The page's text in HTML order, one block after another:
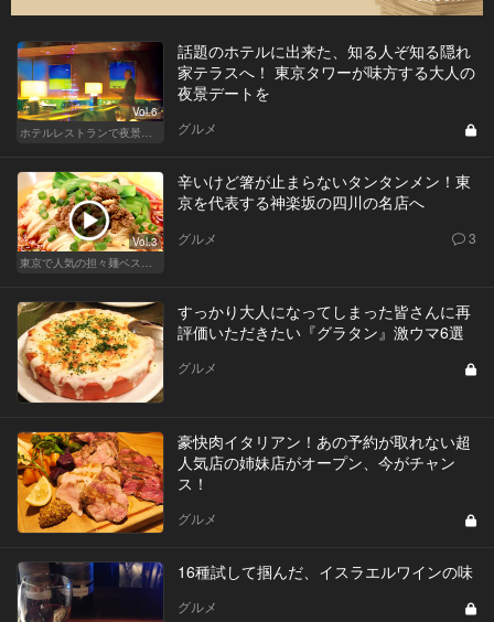
Vol.6
ホテルレストランで夜景デートはやっぱり盛り上がる
話題のホテルに出来た、知る人ぞ知る隠れ
家テラスへ！ 東京タワーが味方する大人の
夜景デートを
グルメ
Vol.3
東京で人気の担々麺ベストセレクション！
辛いけど箸が止まらないタンタンメン！東
京を代表する神楽坂の四川の名店へ
グルメ 3
すっかり大人になってしまった皆さんに再
評価いただきたい『グラタン』激ウマ6選
グルメ
豪快肉イタリアン！あの予約が取れない超
人気店の姉妹店がオープン、今がチャン
ス！
グルメ
16種試して掴んだ、イスラエルワインの味
グルメ